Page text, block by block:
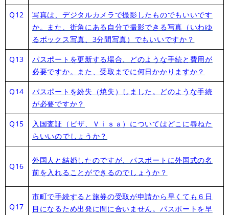
Q12
写真は、デジタルカメラで撮影したものでもいいです
か。また、街角にある自分で撮影できる写真（いわゆ
るボックス写真、3分間写真）でもいいですか？
Q13
パスポートを更新する場合、どのような手続と費用が
必要ですか。また、受取までに何日かかりますか？
Q14
パスポートを紛失（焼失）しました。どのような手続
が必要ですか？
Q15
入国査証（ビザ、Ｖｉｓａ）についてはどこに尋ねた
らいいのでしょうか？
Q16
外国人と結婚したのですが、パスポートに外国式の名
前を入れることができるのでしょうか？
Q17
市町で手続すると旅券の受取が申請から早くても６日
目になるため出発に間に合いません。パスポートを早